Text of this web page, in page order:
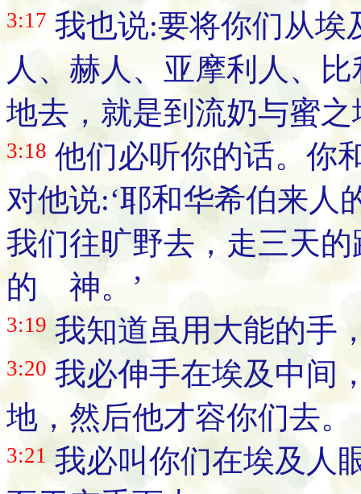
3:17 我也说:要将你们从埃
人、赫人、亚摩利人、
地去，就是到流奶与蜜之
3:18 他们必听你的话。你
对他说:‘耶和华希伯来
我们往旷野去，走三天
的 神。’
3:19 我知道虽用大能的手
3:20 我必伸手在埃及中间
地，然后他才容你们去。
3:21 我必叫你们在埃及人